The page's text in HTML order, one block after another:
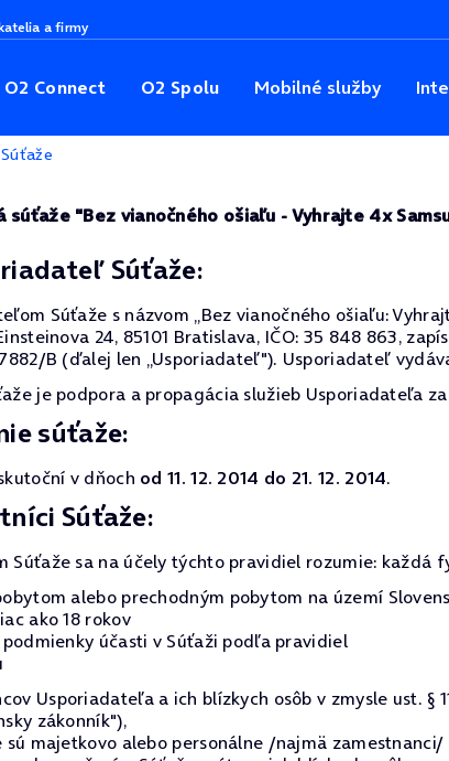
a firmy
O2 Connect O2 Spolu Mobilné služby
Súťaže
súťaže "Bez vianočného ošiaľu - Vyhrajte 4x
Súťaže:
Súťaže s názvom „Bez vianočného ošiaľu:
24, 85101 Bratislava, IČO: 35 848 863,
B (ďalej len „Usporiadateľ"). Usporiadateľ
je podpora a propagácia služieb Usporiadateľa
súťaže:
v dňoch od 11. 12. 2014 do 21. 12. 2014.
Súťaže:
Súťaže sa na účely týchto pravidiel rozumie: každá
alebo prechodným pobytom na území
ako 18 rokov
účasti v Súťaži podľa pravidiel
Usporiadateľa a ich blízkych osôb v zmysle ust.
zákonník"),
sú majetkovo alebo personálne /najmä